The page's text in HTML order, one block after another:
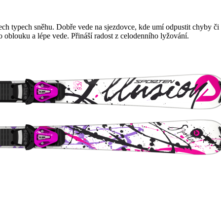
typech sněhu. Dobře vede na sjezdovce, kde umí odpustit chyby
a lépe vede. Přináší radost z celodenního lyžování.